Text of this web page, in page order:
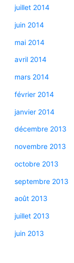
juillet 2014
juin 2014
mai 2014
avril 2014
mars 2014
février 2014
janvier 2014
décembre 2013
novembre 2013
octobre 2013
septembre 2013
août 2013
juillet 2013
juin 2013